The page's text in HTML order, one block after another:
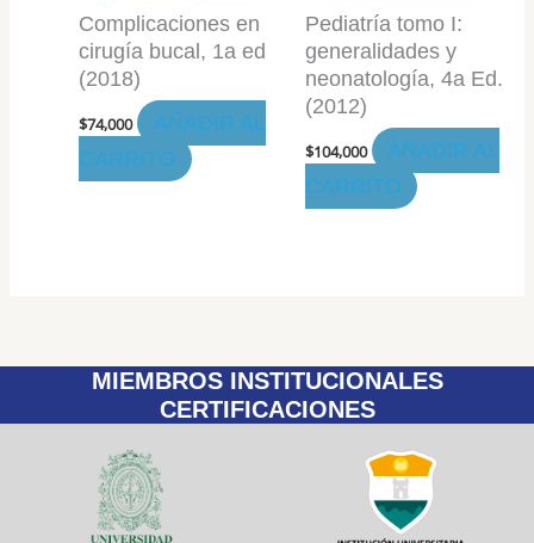
Complicaciones en
cirugía bucal, 1a ed
(2018)
$74,000
AÑADIR AL
CARRITO
Pediatría tomo I:
generalidades y
neonatología, 4a Ed.
(2012)
$104,000
AÑADIR AL
CARRITO
MIEMBROS INSTITUCIONALES
CERTIFICACIONES